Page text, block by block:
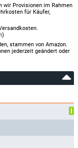
wir Provisionen im Rahmen
für Käufer,
)
stammen von Amazon.
jederzeit geändert oder
I